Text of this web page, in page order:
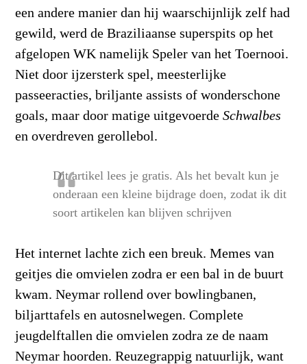
een andere manier dan hij waarschijnlijk zelf had
gewild, werd de Braziliaanse superspits op het
afgelopen WK namelijk Speler van het Toernooi.
Niet door ijzersterk spel, meesterlijke
passeeracties, briljante assists of wonderschone
goals, maar door matige uitgevoerdeSchwalbes
en overdreven gerollebol.
Dit artikel lees je gratis. Als het bevalt kun je
onderaan een kleine bijdrage doen, zodat ik dit
soort artikelen kan blijven schrijven
Het internet lachte zich een breuk. Memes van
geitjes die omvielen zodra er een bal in de buurt
kwam. Neymar rollend over bowlingbanen,
biljarttafels en autosnelwegen. Complete
jeugdelftallen die omvielen zodra ze de naam
Neymar hoorden. Reuzegrappig natuurlijk, want